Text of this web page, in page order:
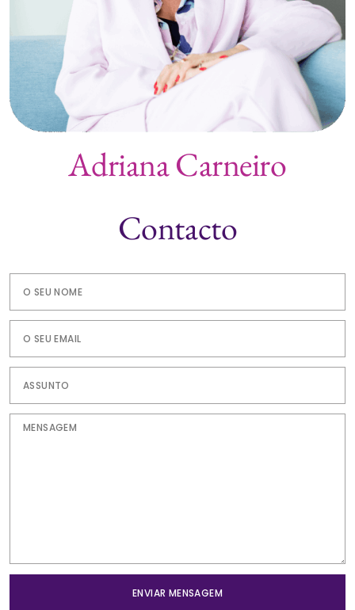
Adriana Carneiro
Contacto
ENVIAR MENSAGEM